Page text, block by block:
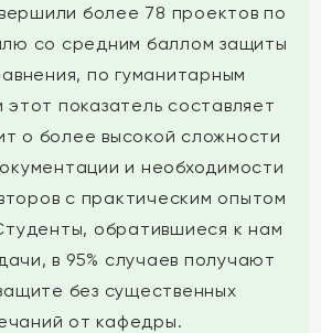
более 78 проектов по
со средним баллом защиты
по гуманитарным
показатель составляет
о более высокой сложности
и необходимости
с практическим опытом
обратившиеся к нам
в 95% случаев получают
без существенных
от кафедры.